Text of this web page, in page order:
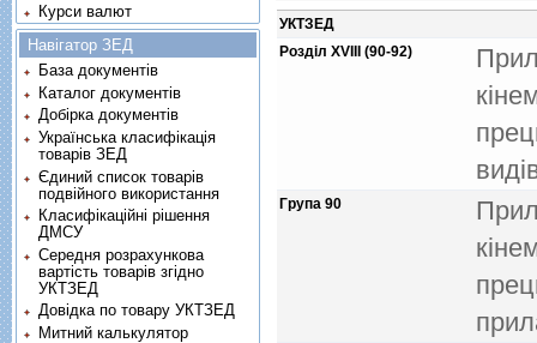
УКТЗЕД
Розділ XVIII (90-92)
Група 90
Курси валют
Навігатор ЗЕД
База документів
Каталог документів
Добірка документів
Українська класифікація
товарів ЗЕД
Єдиний список товарів
подвійного використання
Класифікаційні рішення
ДМСУ
Середня розрахункова
вартість товарів згідно
УКТЗЕД
Довідка по товару УКТЗЕД
Митний калькулятор